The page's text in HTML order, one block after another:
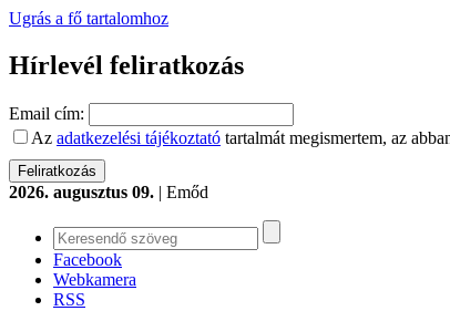
Ugrás a fő tartalomhoz
Hírlevél feliratkozás
Email cím:
Az adatkezelési tájékoztató tartalmát megismertem, az
2026. augusztus 09. | Emőd
Facebook
Webkamera
RSS